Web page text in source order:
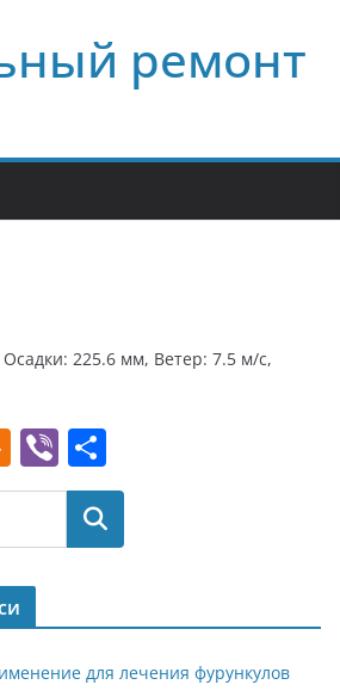
ремонт
225.6 мм, Ветер: 7.5 м/с,
O
d
o
kl
a
ss
Vi
b
er
т
п
р
в
и
Поиск
для лечения фурункулов